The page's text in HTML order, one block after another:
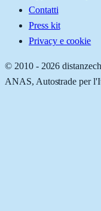
Contatti
Press kit
Privacy e cookie
© 2010 - 2026
ANAS, Autostrade per